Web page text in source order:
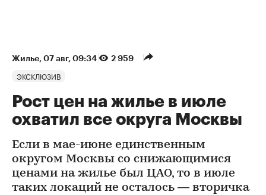
Жилье⁠, 07 авг, 09:34 2 959
ЭКСКЛЮЗИВ
Рост цен на жилье в июле
охватил все округа Москвы
Если в мае-июне единственным
округом Москвы со снижающимися
ценами на жилье был ЦАО, то в июле
таких локаций не осталось — вторичка